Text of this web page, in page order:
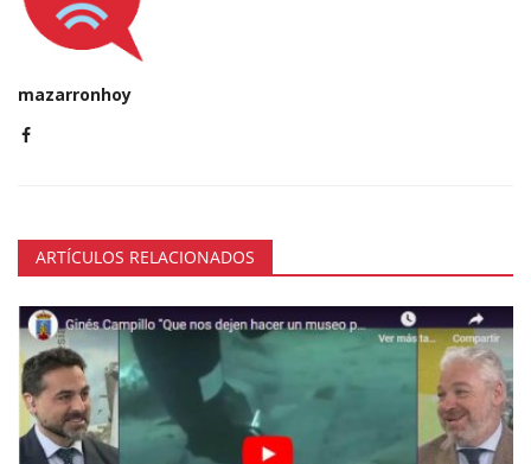
mazarronhoy
ARTÍCULOS RELACIONADOS